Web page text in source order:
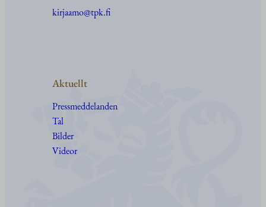
kirjaamo@tpk.fi
Aktuellt
Pressmeddelanden
Tal
Bilder
Videor